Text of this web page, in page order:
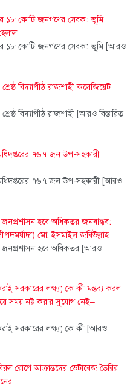
১৮ কোটি জনগণের সেবক: ভূমি
১৮ কোটি জনগণের সেবক: ভূমি [আরও
বিদ্যাপীঠ রাজশাহী কলেজিয়েট
বিদ্যাপীঠ রাজশাহী [আরও বিস্তারিত
৭৬৭ জন উপ-সহকারী
৭৬৭ জন উপ-সহকারী [আরও
জনপ্রশাসন হবে অধিকতর জনবান্ধব:
মো. ইসমাইল জবিউল্লাহ
জনপ্রশাসন হবে অধিকতর [আরও
সরকারের লক্ষ্য; কে কী মন্তব্য করল
সময় নষ্ট করার সুযোগ নেই–
সরকারের লক্ষ্য; কে কী [আরও
রোগে আক্রান্তদের ডেটাবেজ তৈরির